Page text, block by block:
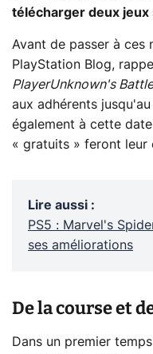
télécharger deux jeux
Avant de passer à ces
PlayStation Blog,
PlayerUnknown's
aux adhérents
également à cette
« gratuits » feront leur
Lire aussi :
PS5 : Marvel's
ses améliorations
De la course et
Dans un premier